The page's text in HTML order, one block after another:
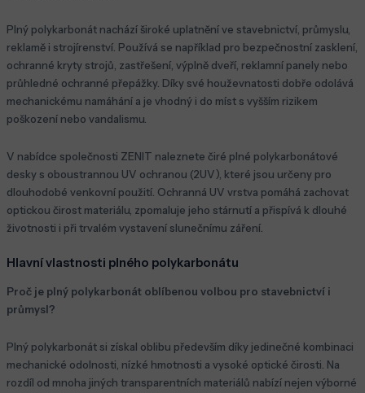
Plný polykarbonát nachází široké uplatnění ve stavebnictví, průmyslu,
reklamě i strojírenství. Používá se například pro bezpečnostní zasklení,
ochranné kryty strojů, zastřešení, výplně dveří, reklamní panely nebo
průhledné ochranné přepážky. Díky své houževnatosti dobře odolává
mechanickému namáhání a je vhodný i do míst s vyšším rizikem
poškození nebo vandalismu.
V nabídce společnosti ZENIT naleznete čiré plné polykarbonátové
desky s oboustrannou UV ochranou (2UV), které jsou určeny pro
dlouhodobé venkovní použití. Ochranná UV vrstva pomáhá zachovat
optickou čirost materiálu, zpomaluje jeho stárnutí a přispívá k dlouhé
životnosti i při trvalém vystavení slunečnímu záření.
Hlavní vlastnosti plného polykarbonátu
Proč je plný polykarbonát oblíbenou volbou pro stavebnictví i
průmysl?
Plný polykarbonát si získal oblibu především díky jedinečné kombinaci
mechanické odolnosti, nízké hmotnosti a vysoké optické čirosti. Na
rozdíl od mnoha jiných transparentních materiálů nabízí nejen výborné